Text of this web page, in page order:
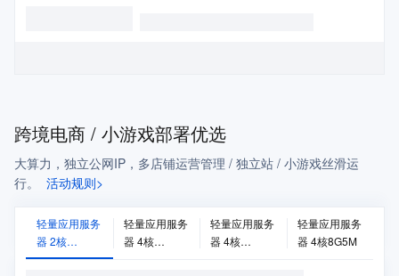
跨境电商 / 小游戏部署优选
大算力，独立公网IP，多店铺运营管理 / 独立站 / 小游戏丝滑运
行。
活动规则>
轻量应用服务
器 2核
2G20M
轻量应用服务
器 4核
轻量应用服务
器 4核
轻量应用服务
器 4核8G5M